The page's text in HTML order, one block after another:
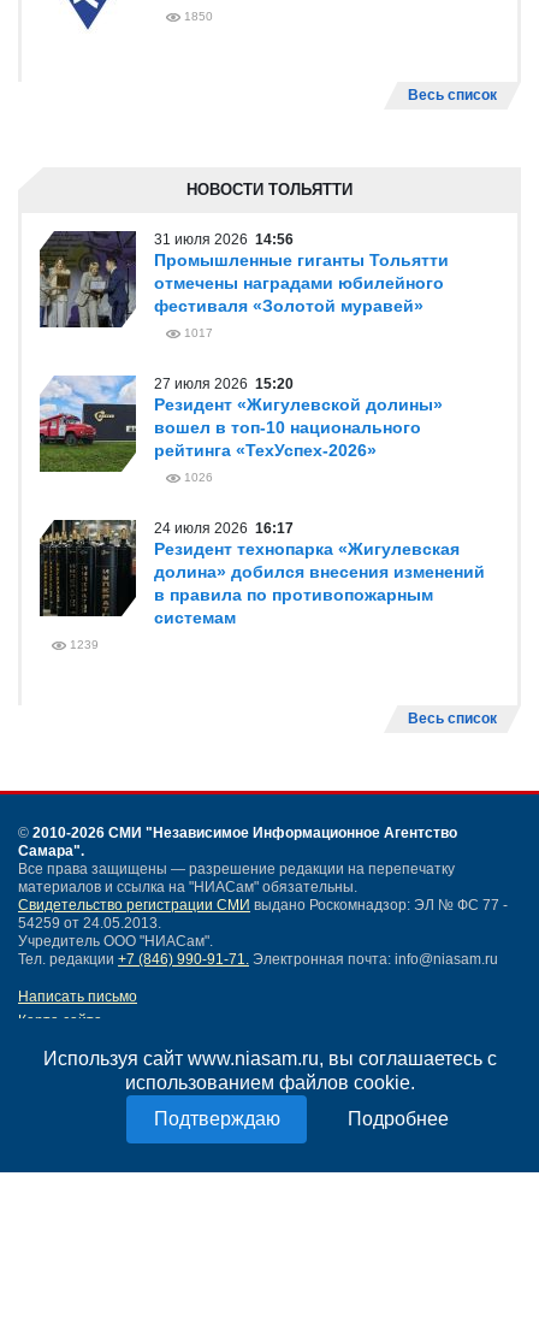
Используя сайт www.niasam.ru, вы соглашаетесь с
использованием файлов cookie.
Подробнее
1850
Весь список
НОВОСТИ ТОЛЬЯТТИ
31 июля 2026 14:56
Промышленные гиганты Тольятти
отмечены наградами юбилейного
фестиваля «Золотой муравей»
1017
27 июля 2026 15:20
Резидент «Жигулевской долины»
вошел в топ-10 национального
рейтинга «ТехУспех-2026»
1026
24 июля 2026 16:17
Резидент технопарка «Жигулевская
долина» добился внесения изменений
в правила по противопожарным
системам
1239
Весь список
© 2010-2026 СМИ "Независимое Информационное Агентство
Самара".
Все права защищены — разрешение редакции на перепечатку
материалов и ссылка на "НИАСам" обязательны.
Свидетельство регистрации СМИ выдано Роскомнадзор: ЭЛ № ФС 77 -
54259 от 24.05.2013.
Учредитель ООО "НИАСам".
Тел. редакции +7 (846) 990-91-71. Электронная почта: info@niasam.ru
Написать письмо
Карта сайта
Политика конфиденциальности
Согласие на обработку персональных данных